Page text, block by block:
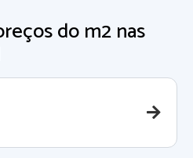
do m2 nas